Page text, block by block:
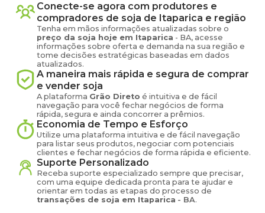
Conecte-se agora com produtores e
compradores de soja de Itaparica e região
Tenha em mãos informações atualizadas sobre o
preço da soja hoje em Itaparica - BA, acesse
informações sobre oferta e demanda na sua região e
tome decisões estratégicas baseadas em dados
atualizados.
A maneira mais rápida e segura de comprar
e vender soja
A plataforma Grão Direto é intuitiva e de fácil
navegação para você fechar negócios de forma
rápida, segura e ainda concorrer a prêmios.
Economia de Tempo e Esforço
Utilize uma plataforma intuitiva e de fácil navegação
para listar seus produtos, negociar com potenciais
clientes e fechar negócios de forma rápida e eficiente.
Suporte Personalizado
Receba suporte especializado sempre que precisar,
com uma equipe dedicada pronta para te ajudar e
orientar em todas as etapas do processo de
transações de soja em Itaparica - BA.